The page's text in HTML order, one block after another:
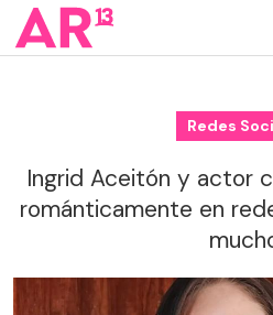
Redes
Ingrid Aceitón y actor
románticamente en